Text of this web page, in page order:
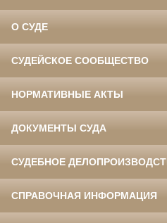
О СУДЕ
СУДЕЙСКОЕ СООБЩЕСТВО
НОРМАТИВНЫЕ АКТЫ
ДОКУМЕНТЫ СУДА
СУДЕБНОЕ
СПРАВОЧНАЯ ИНФОРМАЦИЯ